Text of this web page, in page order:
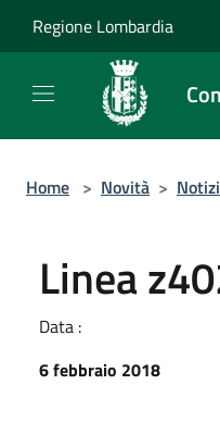
Regione Lombardia
Home > Novità >
Linea
Data :
6 febbraio 2018